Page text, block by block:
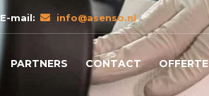
E-mail: info@asenso.nl
PARTNERS CONTACT OFFERTE